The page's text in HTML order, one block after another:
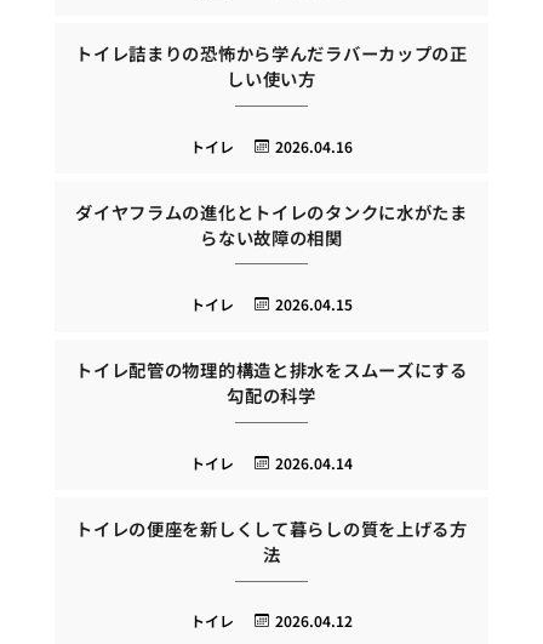
トイレ詰まりの恐怖から学んだラバーカップの正
しい使い方
2026.04.16
トイレ
ダイヤフラムの進化とトイレのタンクに水がたま
らない故障の相関
2026.04.15
トイレ
トイレ配管の物理的構造と排水をスムーズにする
勾配の科学
2026.04.14
トイレ
トイレの便座を新しくして暮らしの質を上げる方
法
2026.04.12
トイレ